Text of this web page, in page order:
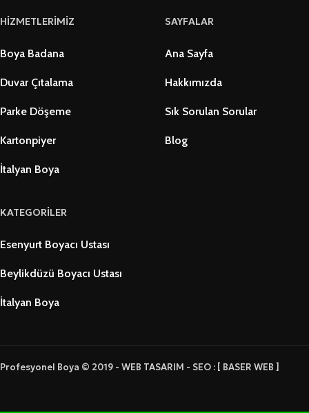
HİZMETLERİMİZ
Boya Badana
Duvar Çıtalama
Parke Döşeme
Kartonpiyer
İtalyan Boya
SAYFALAR
Ana Sayfa
Hakkımızda
Sık Sorulan Sorular
Blog
KATEGORİLER
Esenyurt Boyacı Ustası
Beylikdüzü Boyacı Ustası
İtalyan Boya
Profesyonel Boya © 2019 - WEB TASARIM - SEO : [ BASER WEB ]